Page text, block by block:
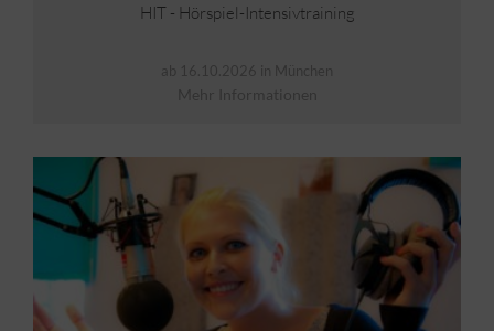
HIT - Hörspiel-Intensivtraining
ab 16.10.2026 in München
Mehr Informationen